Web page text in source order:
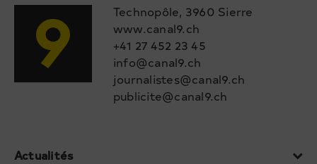
Technopôle, 3960 Sierre
www.canal9.ch
+41 27 452 23 45
info@canal9.ch
journalistes@canal9.ch
publicite@canal9.ch
Actualités